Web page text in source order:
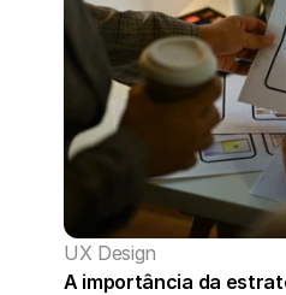
UX Design
A importância da